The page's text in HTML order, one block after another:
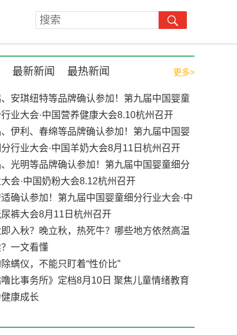
最新新闻 最热新闻 更多>
安琪纽特等品牌确认参加！第九届中国婴童
业大会·中国营养健康大会8.10杭州召开
伊利、春绵等品牌确认参加！第九届中国婴
行业大会·中国羊奶大会8月11日杭州召开
光明等品牌确认参加！第九届中国婴童细分
会·中国奶粉大会8.12杭州召开
确认参加！第九届中国婴童细分行业大会·中
尿裤大会8月11日杭州召开
入秋？晚立秋，热死牛？哪些地方依然高温
一文看懂
螨仪，不能只盯着“性价比”
噜比事务所》定档8月10日 聚焦儿童情绪教育
康成长